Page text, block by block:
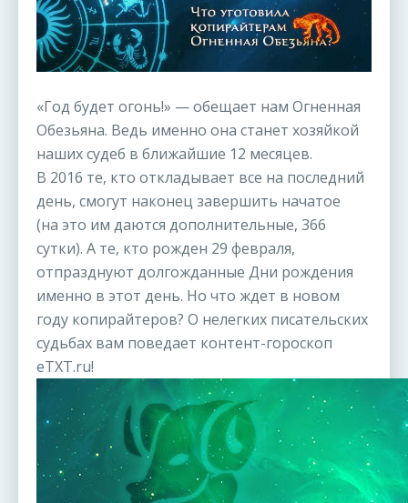
«Год будет огонь!» — обещает нам Огненная
Обезьяна. Ведь именно она станет хозяйкой
наших судеб в ближайшие 12 месяцев.
В 2016 те, кто откладывает все на последний
день, смогут наконец завершить начатое
(на это им даются дополнительные, 366
сутки). А те, кто рожден 29 февраля,
отпразднуют долгожданные Дни рождения
именно в этот день. Но что ждет в новом
году копирайтеров? О нелегких писательских
судьбах вам поведает контент-гороскоп
eTXT.ru!